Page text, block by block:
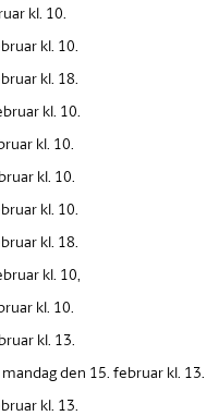
kl. 10.
kl. 10.
kl. 18.
kl. 10.
kl. 10.
kl. 10.
kl. 10.
kl. 18.
kl. 10,
kl. 10.
kl. 13.
den 15. februar kl. 13.
kl. 13.